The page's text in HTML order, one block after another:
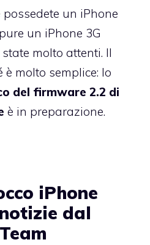
possedete un iPhone
un iPhone 3G
molto attenti. Il
è molto semplice: lo
del firmware 2.2 di
è in preparazione.
iPhone
dal